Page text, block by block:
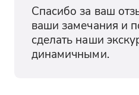
Спасибо за ваш
ваши замечания и
сделать наши
динамичными.